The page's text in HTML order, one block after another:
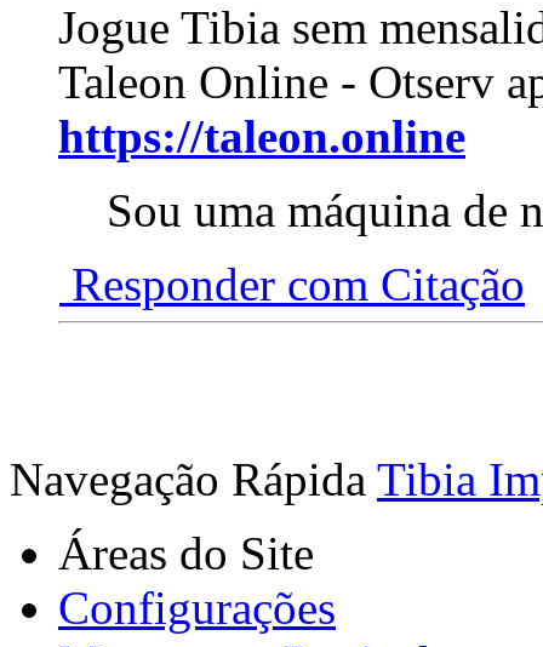
Jogue Tibia sem
Taleon Online - Otserv
https://taleon.online
Sou uma máquina de
Responder com Citação
Navegação Rápida Tibia
Áreas do Site
Configurações